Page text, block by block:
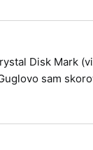
Disk Mark
sam